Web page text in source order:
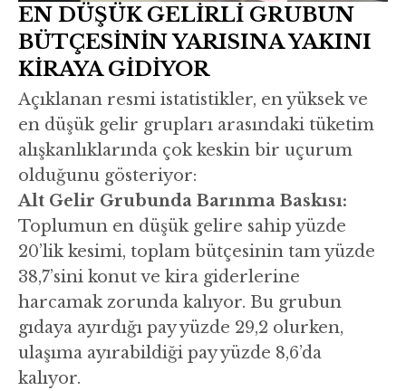
EN DÜŞÜK GELİRLİ GRUBUN
BÜTÇESİNİN YARISINA YAKINI
KİRAYA GİDİYOR
Açıklanan resmi istatistikler, en yüksek ve
en düşük gelir grupları arasındaki tüketim
alışkanlıklarında çok keskin bir uçurum
olduğunu gösteriyor:
Alt Gelir Grubunda Barınma Baskısı:
Toplumun en düşük gelire sahip yüzde
20’lik kesimi, toplam bütçesinin tam yüzde
38,7’sini konut ve kira giderlerine
harcamak zorunda kalıyor. Bu grubun
gıdaya ayırdığı pay yüzde 29,2 olurken,
ulaşıma ayırabildiği pay yüzde 8,6’da
kalıyor.